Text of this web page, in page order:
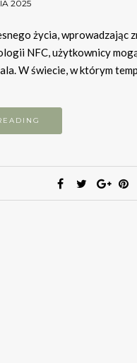
2025
życia, wprowadzając
NFC, użytkownicy
W świecie, w którym